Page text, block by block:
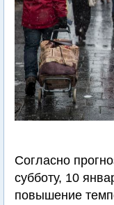
Согласно
субботу, 10
повышение